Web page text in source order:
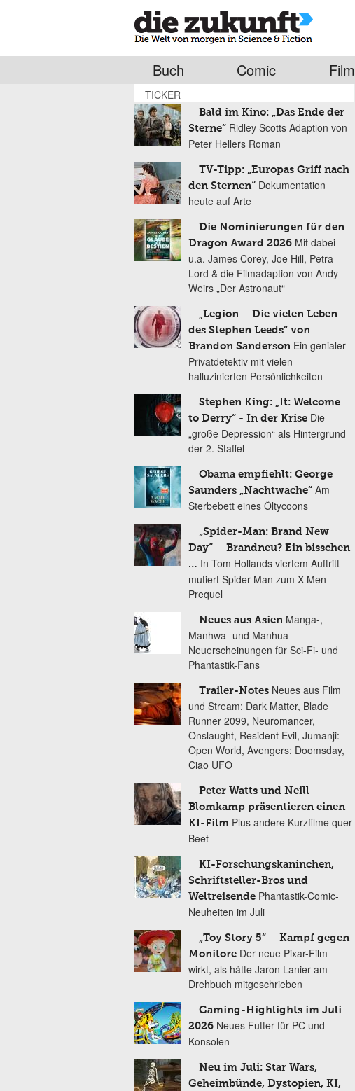
Buch Comic Film
TICKER
Bald im Kino: „Das Ende der
Sterne“ Ridley Scotts Adaption von
Peter Hellers Roman
TV-Tipp: „Europas Griff nach
den Sternen“ Dokumentation
heute auf Arte
Die Nominierungen für den
Dragon Award 2026 Mit dabei
u.a. James Corey, Joe Hill, Petra
Lord & die Filmadaption von Andy
Weirs „Der Astronaut“
„Legion – Die vielen Leben
des Stephen Leeds“ von
Brandon Sanderson Ein genialer
Privatdetektiv mit vielen
halluzinierten Persönlichkeiten
Stephen King: „It: Welcome
to Derry“ - In der Krise Die
„große Depression“ als Hintergrund
der 2. Staffel
Obama empfiehlt: George
Saunders „Nachtwache“ Am
Sterbebett eines Öltycoons
„Spider-Man: Brand New
Day“ – Brandneu? Ein bisschen
… In Tom Hollands viertem Auftritt
mutiert Spider-Man zum X-Men-
Prequel
Neues aus Asien Manga-,
Manhwa- und Manhua-
Neuerscheinungen für Sci-Fi- und
Phantastik-Fans
Trailer-Notes Neues aus Film
und Stream: Dark Matter, Blade
Runner 2099, Neuromancer,
Onslaught, Resident Evil, Jumanji:
Open World, Avengers: Doomsday,
Ciao UFO
Peter Watts und Neill
Blomkamp präsentieren einen
KI-Film Plus andere Kurzfilme quer
Beet
KI-Forschungskaninchen,
Schriftsteller-Bros und
Weltreisende Phantastik-Comic-
Neuheiten im Juli
„Toy Story 5“ – Kampf gegen
Monitore Der neue Pixar-Film
wirkt, als hätte Jaron Lanier am
Drehbuch mitgeschrieben
Gaming-Highlights im Juli
2026 Neues Futter für PC und
Konsolen
Neu im Juli: Star Wars,
Geheimbünde, Dystopien, KI,